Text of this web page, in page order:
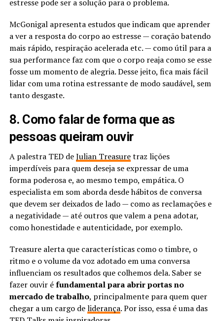
estresse pode ser a solução para o problema.
McGonigal apresenta estudos que indicam que aprender
a ver a resposta do corpo ao estresse — coração batendo
mais rápido, respiração acelerada etc. — como útil para a
sua performance faz com que o corpo reaja como se esse
fosse um momento de alegria. Desse jeito, fica mais fácil
lidar com uma rotina estressante de modo saudável, sem
tanto desgaste.
8. Como falar de forma que as
pessoas queiram ouvir
A palestra TED deJulian Treasuretraz lições
imperdíveis para quem deseja se expressar de uma
forma poderosa e, ao mesmo tempo, empática. O
especialista em som aborda desde hábitos de conversa
que devem ser deixados de lado — como as reclamações e
a negatividade — até outros que valem a pena adotar,
como honestidade e autenticidade, por exemplo.
Treasure alerta que características como o timbre, o
ritmo e o volume da voz adotado em uma conversa
influenciam os resultados que colhemos dela. Saber se
fazer ouvir éfundamental para abrir portas no
mercado de trabalho, principalmente para quem quer
chegar a um cargo deliderança. Por isso, essa é uma das